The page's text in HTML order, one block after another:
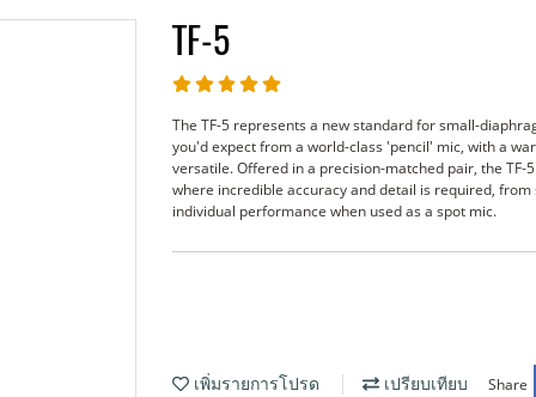
TF-5
The TF-5 represents a new standard for small-
you'd expect from a world-class 'pencil' mic, with a
versatile. Offered in a precision-matched pair, the
where incredible accuracy and detail is required,
individual performance when used as a spot mic.
เพิ่มรายการโปรด เปรียบเทียบ Share